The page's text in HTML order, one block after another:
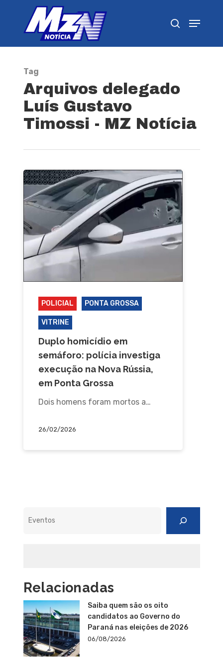
Tag
Arquivos delegado
Luís Gustavo
Timossi - MZ Notícia
POLICIAL PONTA GROSSA
VITRINE
Duplo homicídio em
semáforo: polícia investiga
execução na Nova Rússia,
em Ponta Grossa
Dois homens foram mortos a…
26/02/2026
Relacionadas
Saiba quem são os oito
candidatos ao Governo do
Paraná nas eleições de 2026
06/08/2026